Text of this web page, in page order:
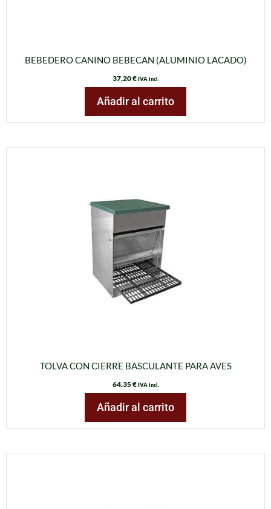
BEBEDERO CANINO BEBECAN (ALUMINIO LACADO)
37,20€ IVA incl.
Añadir al carrito
TOLVA CON CIERRE BASCULANTE PARA AVES
64,35€ IVA incl.
Añadir al carrito